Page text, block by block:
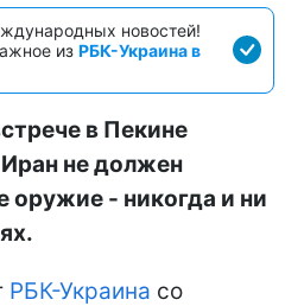
новостей!
из РБК-Украина в
в Пекине
Иран не должен
оружие - никогда и ни
РБК-Украина со